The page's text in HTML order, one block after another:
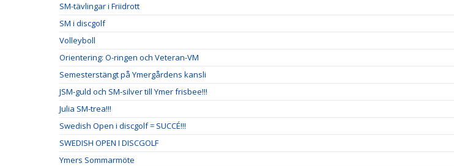
SM-tävlingar i Friidrott
SM i discgolf
Volleyboll
Orientering: O-ringen och Veteran-VM
Semesterstängt på Ymergårdens kansli
JSM-guld och SM-silver till Ymer frisbee!!!
Julia SM-trea!!!
Swedish Open i discgolf = SUCCÉ!!!
SWEDISH OPEN I DISCGOLF
Ymers Sommarmöte